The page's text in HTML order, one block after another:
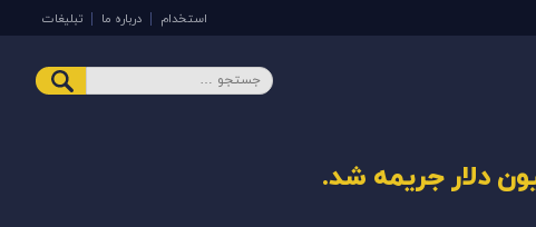
استخدام درباره ما تبلیغات